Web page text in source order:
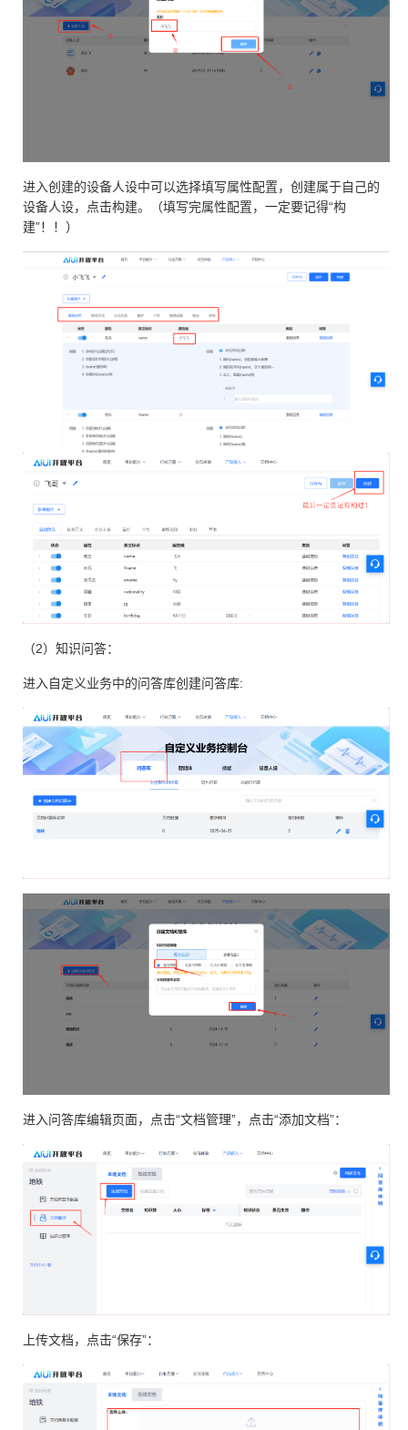
进入创建的设备人设中可以选择填写属性配置，创建属于自己的
设备人设，点击构建。（填写完属性配置，一定要记得“构
建”！！）
（2）知识问答：
进入自定义业务中的问答库创建问答库:
进入问答库编辑页面，点击“文档管理”，点击“添加文档”：
上传文档，点击“保存”：